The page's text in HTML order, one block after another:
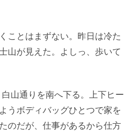
ことはまずない。昨日は冷た
山が見えた。よしっ、歩いて
山通りを南へ下る。上下ヒー
うボディバッグひとつで家を
のだが、仕事があるから仕方